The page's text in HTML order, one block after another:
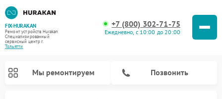
FIX-HURAKAN
Ремонт устройств Hurakan
Специализированный
cервисный центр г.
Тольятти
+7 (800) 302-71-75
Ежедневно, с 10:00 до 20:00
Мы ремонтируем Позвонить